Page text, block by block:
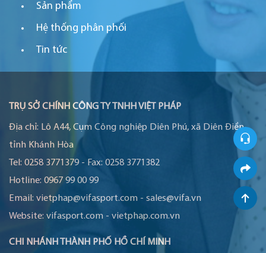
Sản phẩm
Hệ thống phân phối
Tin tức
TRỤ SỞ CHÍNH CÔNG TY TNHH VIỆT PHÁP
Địa chỉ: Lô A44, Cụm Công nghiệp Diên Phú, xã Diên Điền,
tỉnh Khánh Hòa
Tel: 0258 3771379 - Fax: 0258 3771382
Hotline: 0967 99 00 99
Email: vietphap@vifasport.com - sales@vifa.vn
Website: vifasport.com - vietphap.com.vn
CHI NHÁNH THÀNH PHỐ HỒ CHÍ MINH